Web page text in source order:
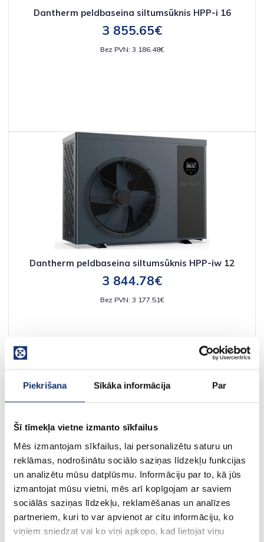
Piekrišana Sīkāka informācija Par
Šī tīmekļa vietne izmanto sīkfailus
Mēs izmantojam sīkfailus, lai personalizētu saturu un
reklāmas, nodrošinātu sociālo saziņas līdzekļu funkcijas
un analizētu mūsu datplūsmu. Informāciju par to, kā jūs
izmantojat mūsu vietni, mēs arī kopīgojam ar saviem
sociālās saziņas līdzekļu, reklamēšanas un analīzes
partneriem, kuri to var apvienot ar citu informāciju, ko
viņiem sniedzat vai ko viņi apkopo, kad lietojat viņu
Dantherm peldbaseina siltumsūknis HPP-i 16
3 855.65€
Bez PVN: 3 186.48€
Dantherm peldbaseina siltumsūknis HPP-iw 12
3 844.78€
Bez PVN: 3 177.51€
Dantherm peldbaseina siltumsūknis HPP-i 12
2 818.42€